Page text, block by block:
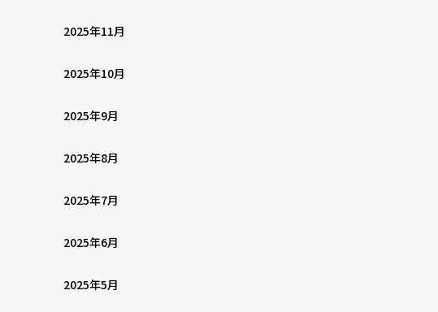
2025年11月
2025年10月
2025年9月
2025年8月
2025年7月
2025年6月
2025年5月